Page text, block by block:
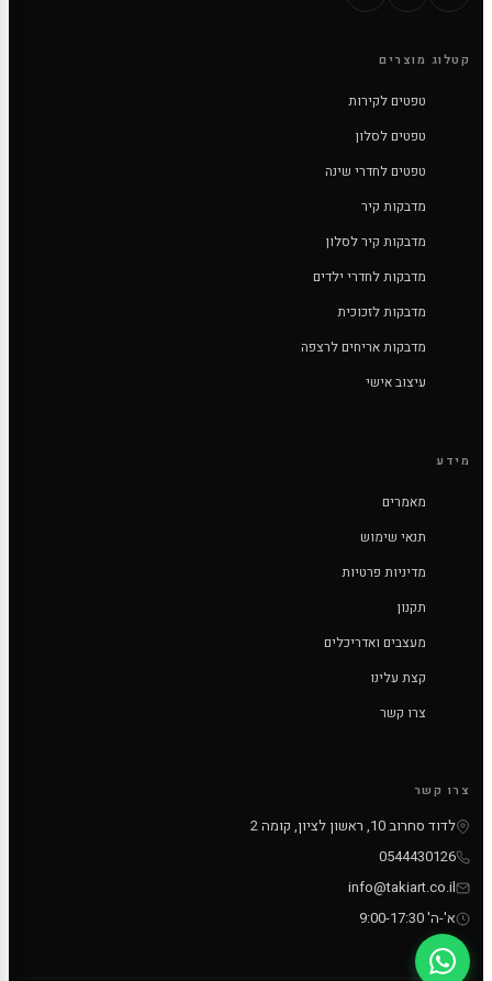
קטלוג מוצרים
טפטים לקירות
טפטים לסלון
טפטים לחדרי שינה
מדבקות קיר
מדבקות קיר לסלון
מדבקות לחדרי ילדים
מדבקות לזכוכית
מדבקות אריחים לרצפה
עיצוב אישי
מידע
מאמרים
תנאי שימוש
מדיניות פרטיות
תקנון
מעצבים ואדריכלים
קצת עלינו
צרו קשר
צרו קשר
לדוד סחרוב 10, ראשון לציון, קומה 2
0544430126
info@takiart.co.il
א'-ה' 9:00-17:30